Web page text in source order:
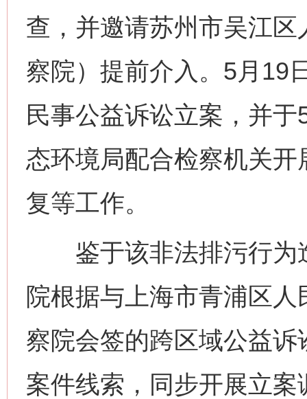
查，并邀请苏州市吴江
察院）提前介入。5月19
民事公益诉讼立案，并
态环境局配合检察机关
复等工作。
鉴于该非法排污行为
院根据与上海市青浦区
察院会签的跨区域公益
案件线索，同步开展立案